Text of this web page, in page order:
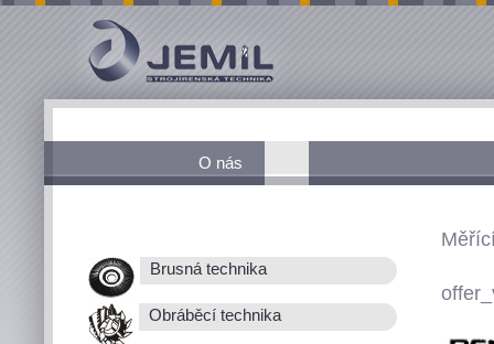
O nás
Brusná technika
Obráběcí technika